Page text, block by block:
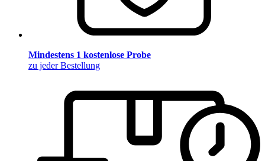
Mindestens 1 kostenlose Probe
zu jeder Bestellung